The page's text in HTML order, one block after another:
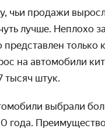
чьи продажи
лучше. Неплохо
только
на автомобили
тысяч штук.
выбрали
года.